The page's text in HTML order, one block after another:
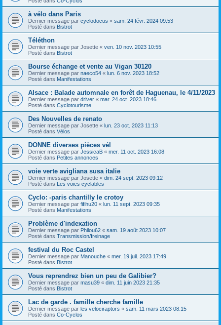
à vélo dans Paris
Dernier message par cyclodocus « sam. 24 févr. 2024 09:53
Posté dans Bistrot
Téléthon
Dernier message par Josette « ven. 10 nov. 2023 10:55
Posté dans Bistrot
Bourse échange et vente au Vigan 30120
Dernier message par naeco54 « lun. 6 nov. 2023 18:52
Posté dans Manifestations
Alsace : Balade automnale en forêt de Haguenau, le 4/11/2023
Dernier message par driver « mar. 24 oct. 2023 18:46
Posté dans Cyclotourisme
Des Nouvelles de renato
Dernier message par Josette « lun. 23 oct. 2023 11:13
Posté dans Vélos
DONNE diverses pièces vél
Dernier message par JessicaB « mer. 11 oct. 2023 16:08
Posté dans Petites annonces
voie verte avigliana susa italie
Dernier message par Josette « dim. 24 sept. 2023 09:12
Posté dans Les voies cyclables
Cyclo: -paris chantilly le crotoy
Dernier message par fifihu20 « lun. 11 sept. 2023 09:35
Posté dans Manifestations
Problème d'indexation
Dernier message par Philou62 « sam. 19 août 2023 10:07
Posté dans Transmission/freinage
festival du Roc Castel
Dernier message par Manouche « mer. 19 juil. 2023 17:49
Posté dans Bistrot
Vous reprendrez bien un peu de Galibier?
Dernier message par masu39 « dim. 11 juin 2023 21:35
Posté dans Bistrot
Lac de garde . famille cherche famille
Dernier message par les velociraptors « sam. 11 mars 2023 08:15
Posté dans Co-Cyclos